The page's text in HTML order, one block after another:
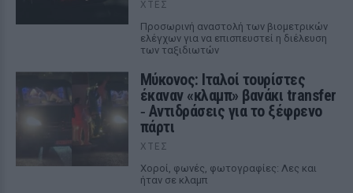
ΧΤΕΣ
Προσωρινή αναστολή των βιομετρικών
ελέγχων για να επισπευστεί η διέλευση
των ταξιδιωτών
Μύκονος: Ιταλοί τουρίστες
έκαναν «κλαμπ» βανάκι transfer
‑ Αντιδράσεις για το ξέφρενο
πάρτι
ΧΤΕΣ
Χοροί, φωνές, φωτογραφίες: Λες και
ήταν σε κλαμπ